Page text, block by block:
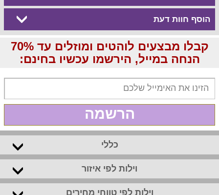
הוסף חוות דעת
קבלו מבצעים לוהטים ומוזלים עד 70%
הנחה במייל, הירשמו עכשיו בחינם:
הרשמה
כללי
וילות לפי איזור
וילות לפי טווחי מחירים